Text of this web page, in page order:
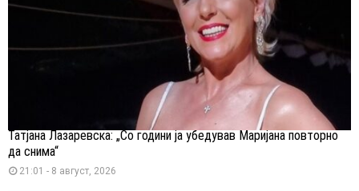
Татјана Лазаревска: „Со години ја убедував Маријана повторно
да снима“
21:01 - 8 август, 2026